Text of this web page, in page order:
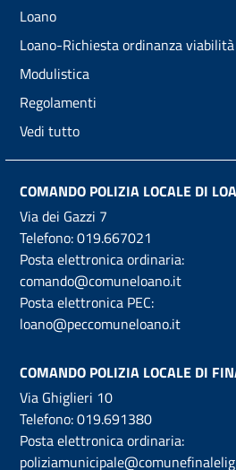
Loano
Loano-Richiesta ordinanza viabilità
Modulistica
Regolamenti
Vedi tutto
COMANDO POLIZIA LOCALE DI
Via dei Gazzi 7
Telefono:019.667021
Posta elettronica ordinaria:
comando@comuneloano.it
Posta elettronica PEC:
loano@peccomuneloano.it
COMANDO POLIZIA LOCALE DI
Via Ghiglieri 10
Telefono:019.691380
Posta elettronica ordinaria: